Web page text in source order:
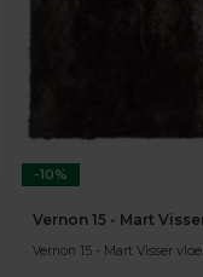
-10%
Vernon 15 - Mart
Vernon 15 - Mart Visser